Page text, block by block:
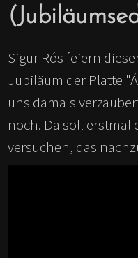
Sigur Rós feiern
Jubiläum der Platte
uns damals
noch. Da soll
versuchen, das